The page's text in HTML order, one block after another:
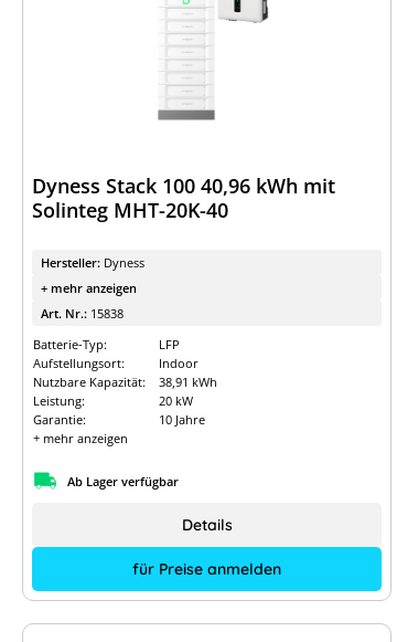
Dyness Stack 100 40,96 kWh mit
Solinteg MHT-20K-40
Hersteller: Dyness
+ mehr anzeigen
Art. Nr.: 15838
Batterie-Typ:
LFP
Aufstellungsort:
Indoor
Nutzbare Kapazität:
38,91 kWh
Leistung:
20 kW
Garantie:
10 Jahre
+ mehr anzeigen
Ab Lager verfügbar
für Preise anmelden
Details